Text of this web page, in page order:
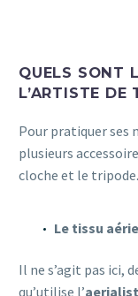
QUELS SONT
L’ARTISTE DE
Pour pratiquer ses
plusieurs
cloche et le tripode.
Le tissu
Il ne s’agit pas ici,
qu’utilise l’aerialist